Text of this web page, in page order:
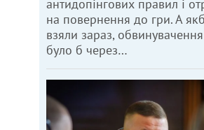
антидопінгових правил і
на повернення до гри. А
взяли зараз,
було б через…